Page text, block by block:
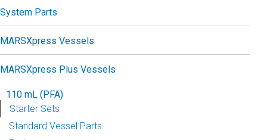
System Parts
MARSXpress Vessels
MARSXpress Plus Vessels
110 mL (PFA)
Starter Sets
Standard Vessel Parts